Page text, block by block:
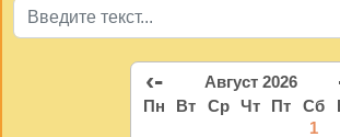
‹- Август 2026
Пн Вт Ср Чт Пт Сб
1